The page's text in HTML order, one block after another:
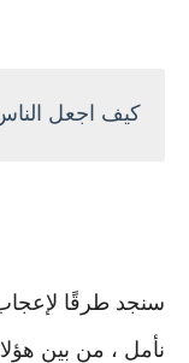
كيف اجعل
سنجد طرقًا
نأمل ، من بين